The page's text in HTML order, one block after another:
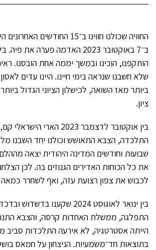
החוויה שכולנו חווינו ב־15
ב־7 באוקטובר 2023 האדמה פערה
הותקפנו, הוכינו ובמשך יממה אחת הובסנו.
שלא חשבנו שנראה בימי חיינו. היינו עדים
ביותר מאז השואה, לכישלון הציוני הגדול
ציון.
בין אוקטובר לדצמבר 2023
התלכדה, הצבא התאושש וכולנו יחד השבנו
שבועות וחודשים המדינה היהודית יצאה
את כל הכוחות האדירים הגנוזים בה. לכן
לכבוש את צפון רצועת עזה, ואף לשחרר כמאה
בין ינואר לאוגוסט 2024 שקענו
התפלגה, ממשלת האחדות קרסה, והצבא
הייתה אסטרטגיה, לא אירעה התלכדות סביב
בתוצאות חד־משמעיות. הניצחון על חמאס